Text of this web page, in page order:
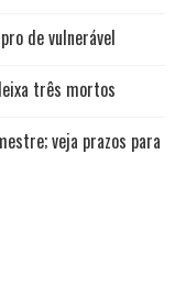
de vulnerável
três mortos
veja prazos para